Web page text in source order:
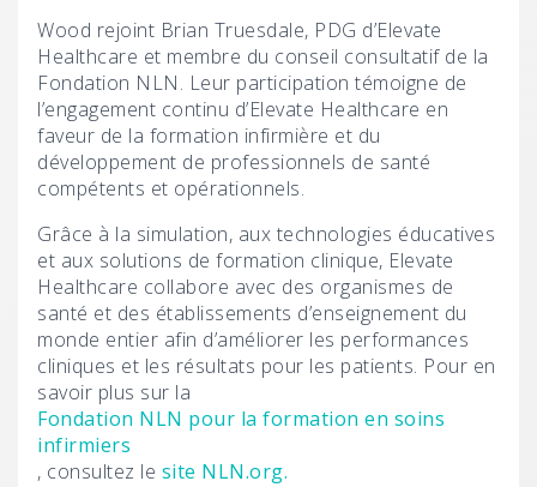
Wood rejoint Brian Truesdale, PDG d’Elevate
Healthcare et membre du conseil consultatif de la
Fondation NLN. Leur participation témoigne de
l’engagement continu d’Elevate Healthcare en
faveur de la formation infirmière et du
développement de professionnels de santé
compétents et opérationnels.
Grâce à la simulation, aux technologies éducatives
et aux solutions de formation clinique, Elevate
Healthcare collabore avec des organismes de
santé et des établissements d’enseignement du
monde entier afin d’améliorer les performances
cliniques et les résultats pour les patients. Pour en
savoir plus sur la
Fondation NLN pour la formation en soins
infirmiers
, consultez le site NLN.org.